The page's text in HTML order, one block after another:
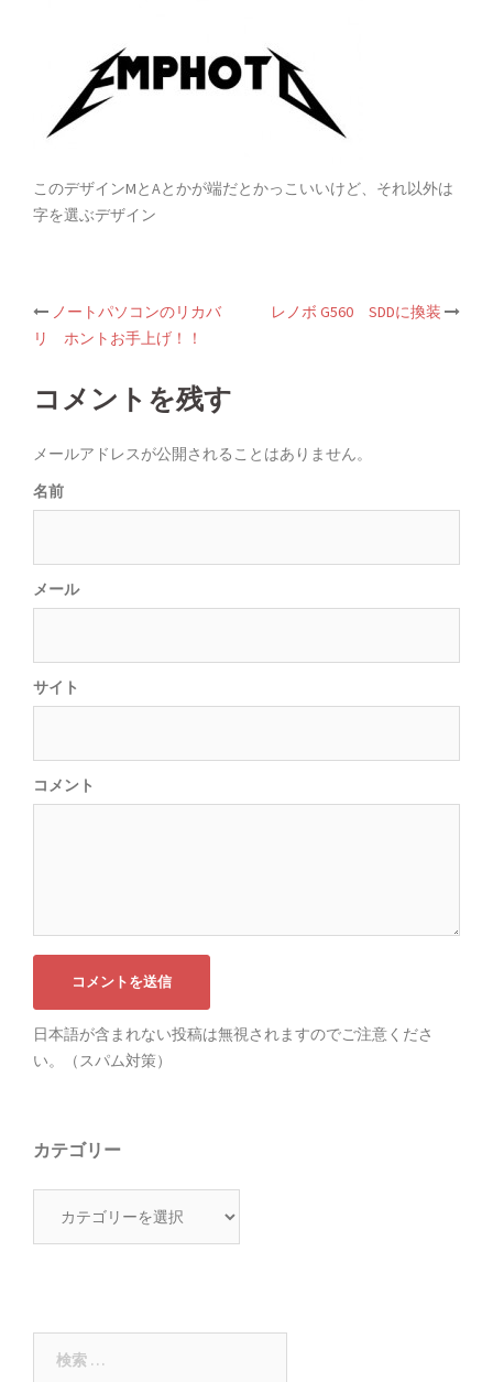
このデザインMとAとかが端だとかっこいいけど、それ以外は
字を選ぶデザイン
Post
navigation
ノートパソコンのリカバ
リ ホントお手上げ！！
レノボ G560 SDDに換装
コメントを残す
メールアドレスが公開されることはありません。
名前
メール
サイト
コメント
日本語が含まれない投稿は無視されますのでご注意くださ
い。（スパム対策）
カテゴリー